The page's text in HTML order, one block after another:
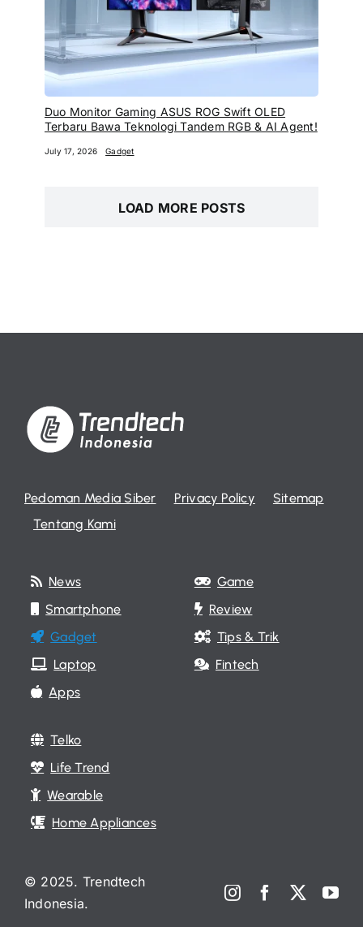
Duo Monitor Gaming ASUS ROG Swift OLED
Terbaru Bawa Teknologi Tandem RGB & AI Agent!
July 17, 2026 Gadget
LOAD MORE POSTS
Pedoman Media Siber Privacy Policy
Sitemap
Tentang Kami
News
Smartphone
Gadget
Laptop
Apps
Game
Review
Tips & Trik
Fintech
Telko
Life Trend
Wearable
Home Appliances
© 2025. Trendtech
Indonesia.